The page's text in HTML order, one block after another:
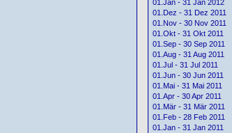
01.Jan - 31 Jan 2012
01.Dez - 31 Dez 2011
01.Nov - 30 Nov 2011
01.Okt - 31 Okt 2011
01.Sep - 30 Sep 2011
01.Aug - 31 Aug 2011
01.Jul - 31 Jul 2011
01.Jun - 30 Jun 2011
01.Mai - 31 Mai 2011
01.Apr - 30 Apr 2011
01.Mär - 31 Mär 2011
01.Feb - 28 Feb 2011
01.Jan - 31 Jan 2011